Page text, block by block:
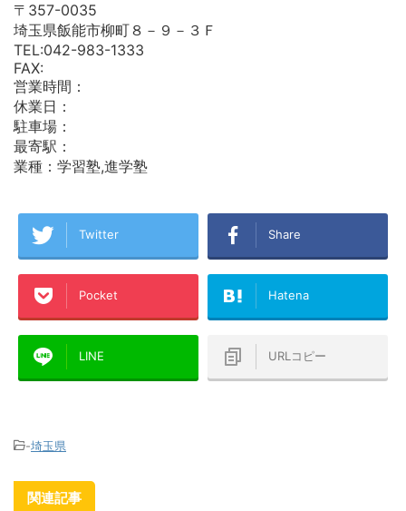
〒357-0035
埼玉県飯能市柳町８－９－３Ｆ
TEL:042-983-1333
FAX:
営業時間：
休業日：
駐車場：
最寄駅：
業種：学習塾,進学塾
Twitter Share
Pocket Hatena
LINE URLコピー
-埼玉県
関連記事